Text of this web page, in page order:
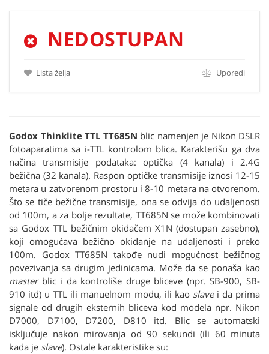
NEDOSTUPAN
Lista želja Uporedi
Godox Thinklite TTL TT685N blic namenjen je Nikon DSLR
fotoaparatima sa i-TTL kontrolom blica. Karakterišu ga dva
načina transmisije podataka: optička (4 kanala) i 2.4G
bežična (32 kanala). Raspon optičke transmisije iznosi 12-15
metara u zatvorenom prostoru i 8-10 metara na otvorenom.
Što se tiče bežične transmisije, ona se odvija do udaljenosti
od 100m, a za bolje rezultate, TT685N se može kombinovati
sa Godox TTL bežičnim okidačem X1N (dostupan zasebno),
koji omogućava bežično okidanje na udaljenosti i preko
100m. Godox TT685N takođe nudi mogućnost bežičnog
povezivanja sa drugim jedinicama. Može da se ponaša kao
masterblic i da kontroliše druge bliceve (npr. SB-900, SB-
910 itd) u TTL ili manuelnom modu, ili kao slavei da prima
signale od drugih eksternih bliceva kod modela npr. Nikon
D7000, D7100, D7200, D810 itd. Blic se automatski
isključuje nakon mirovanja od 90 sekundi (ili 60 minuta
kada je slave). Ostale karakteristike su: